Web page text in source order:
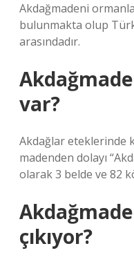
Akdağmadeni
bulunmakta olup
arasındadır.
var?
Akdağlar eteklerinde
madenden dolayı
olarak 3 belde ve 82
çıkıyor?